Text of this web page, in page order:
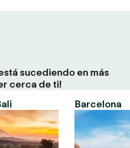
sucediendo en más
cerca de ti!
Barcelona